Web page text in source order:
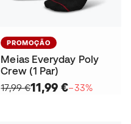
PROMOÇÃO
Meias Everyday Poly
Crew (1 Par)
17,99 €11,99 €−33%